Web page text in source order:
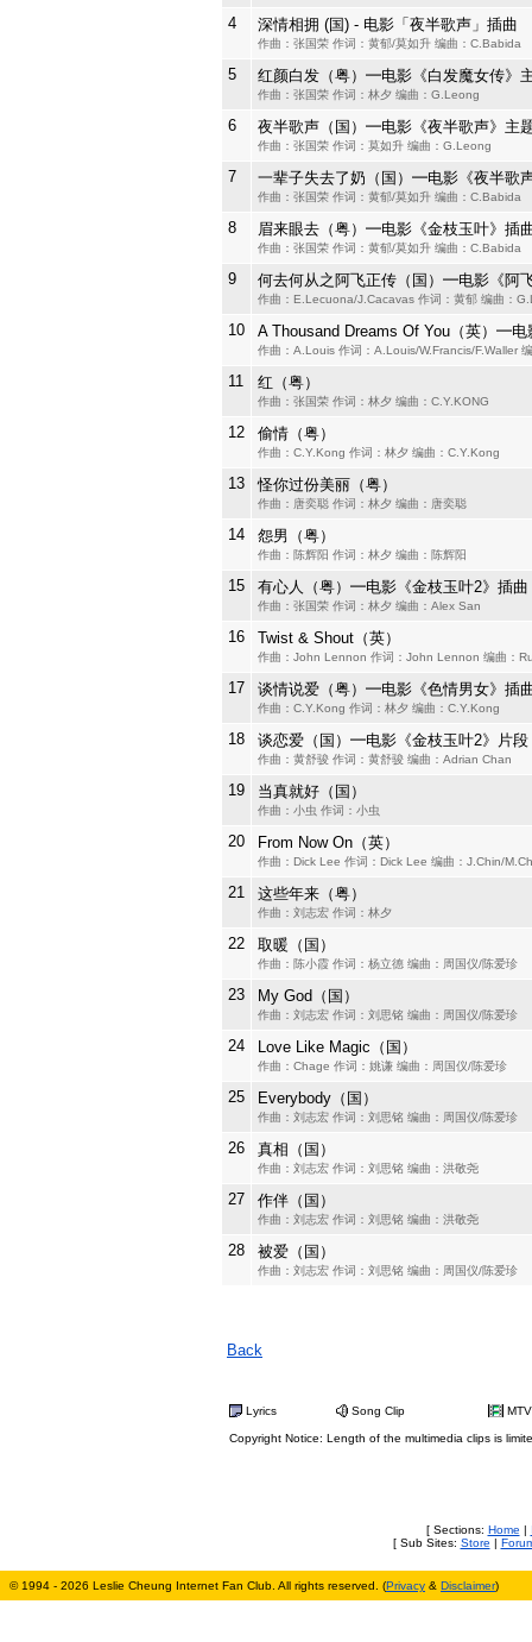
4 深情相拥 (国) - 电影「夜半歌声」插曲
作曲：张国荣 作词：黄郁/莫如升 编曲：C.Babida
5 红颜白发（粤）━电影《白发魔女传》
作曲：张国荣 作词：林夕 编曲：G.Leong
6 夜半歌声（国）━电影《夜半歌声》主
作曲：张国荣 作词：莫如升 编曲：G.Leong
7 一辈子失去了奶（国）━电影《夜半歌
作曲：张国荣 作词：黄郁/莫如升 编曲：C.Babida
8 眉来眼去（粤）━电影《金枝玉叶》插
作曲：张国荣 作词：黄郁/莫如升 编曲：C.Babida
9 何去何从之阿飞正传（国）━电影《阿
作曲：E.Lecuona/J.Cacavas 作词：黄郁 编曲：
10 A Thousand Dreams Of You（英）━电
作曲：A.Louis 作词：A.Louis/W.Francis/F.Waller
11 红（粤）
作曲：张国荣 作词：林夕 编曲：C.Y.KONG
12 偷情（粤）
作曲：C.Y.Kong 作词：林夕 编曲：C.Y.Kong
13 怪你过份美丽（粤）
作曲：唐奕聪 作词：林夕 编曲：唐奕聪
14 怨男（粤）
作曲：陈辉阳 作词：林夕 编曲：陈辉阳
15 有心人（粤）━电影《金枝玉叶2》插曲
作曲：张国荣 作词：林夕 编曲：Alex San
16 Twist & Shout（英）
作曲：John Lennon 作词：John Lennon 编曲：
17 谈情说爱（粤）━电影《色情男女》插
作曲：C.Y.Kong 作词：林夕 编曲：C.Y.Kong
18 谈恋爱（国）━电影《金枝玉叶2》片段
作曲：黄舒骏 作词：黄舒骏 编曲：Adrian Chan
19 当真就好（国）
作曲：小虫 作词：小虫
20 From Now On（英）
作曲：Dick Lee 作词：Dick Lee 编曲：J.Chin/
21 这些年来（粤）
作曲：刘志宏 作词：林夕
22 取暖（国）
作曲：陈小霞 作词：杨立德 编曲：周国仪/陈爱珍
23 My God（国）
作曲：刘志宏 作词：刘思铭 编曲：周国仪/陈爱珍
24 Love Like Magic（国）
作曲：Chage 作词：姚谦 编曲：周国仪/陈爱珍
25 Everybody（国）
作曲：刘志宏 作词：刘思铭 编曲：周国仪/陈爱珍
26 真相（国）
作曲：刘志宏 作词：刘思铭 编曲：洪敬尧
27 作伴（国）
作曲：刘志宏 作词：刘思铭 编曲：洪敬尧
28 被爱（国）
作曲：刘志宏 作词：刘思铭 编曲：周国仪/陈爱珍
Back
Lyrics Song Clip MTV
Copyright Notice: Length of the multimedia clips is
[ Sections: Home |
[ Sub Sites: Store |
© 1994 - 2026 Leslie Cheung Internet Fan Club. All rights reserved. (Privacy & Disclaimer)